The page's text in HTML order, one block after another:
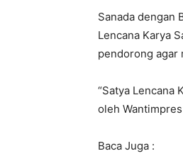
Sanada dengan
Lencana Karya
pendorong agar
“Satya Lencana
oleh
Baca Juga :